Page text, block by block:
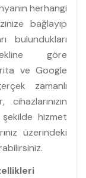
herhangi
bağlayıp
bulundukları
göre
ve Google
zamanlı
hizmet
üzerindeki